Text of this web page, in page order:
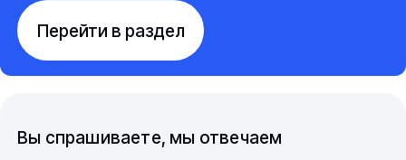
Перейти в раздел
Вы спрашиваете, мы отвечаем